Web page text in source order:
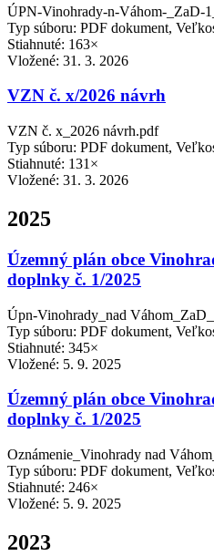
ÚPN-Vinohrady-n-Váhom-_ZaD-
Typ súboru: PDF dokument,
Stiahnuté: 163×
Vložené: 31. 3. 2026
VZN č. x/2026 návrh
VZN č. x_2026 návrh.pdf
Typ súboru: PDF dokument,
Stiahnuté: 131×
Vložené: 31. 3. 2026
2025
Územný plán obce
doplnky č. 1/2025
Úpn-Vinohrady_nad
Typ súboru: PDF dokument,
Stiahnuté: 345×
Vložené: 5. 9. 2025
Územný plán obce
doplnky č. 1/2025
Oznámenie_Vinohrady nad
Typ súboru: PDF dokument,
Stiahnuté: 246×
Vložené: 5. 9. 2025
2023